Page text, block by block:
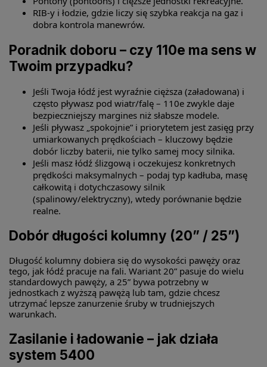
RIB-y i łodzie, gdzie liczy się szybka reakcja na gaz i
dobra kontrola manewrów.
Poradnik doboru – czy 110e ma sens w
Twoim przypadku?
Jeśli Twoja łódź jest wyraźnie cięższa (załadowana) i
często pływasz pod wiatr/falę – 110e zwykle daje
bezpieczniejszy margines niż słabsze modele.
Jeśli pływasz „spokojnie” i priorytetem jest zasięg przy
umiarkowanych prędkościach – kluczowy będzie
dobór liczby baterii, nie tylko samej mocy silnika.
Jeśli masz łódź ślizgową i oczekujesz konkretnych
prędkości maksymalnych – podaj typ kadłuba, masę
całkowitą i dotychczasowy silnik
(spalinowy/elektryczny), wtedy porównanie będzie
realne.
Dobór długości kolumny (20” / 25”)
Długość kolumny dobiera się do wysokości pawęży oraz
tego, jak łódź pracuje na fali. Wariant 20” pasuje do wielu
standardowych pawęży, a 25” bywa potrzebny w
jednostkach z wyższą pawężą lub tam, gdzie chcesz
utrzymać lepsze zanurzenie śruby w trudniejszych
warunkach.
Zasilanie i ładowanie – jak działa
system 5400